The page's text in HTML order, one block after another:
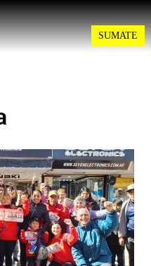
SUMATE